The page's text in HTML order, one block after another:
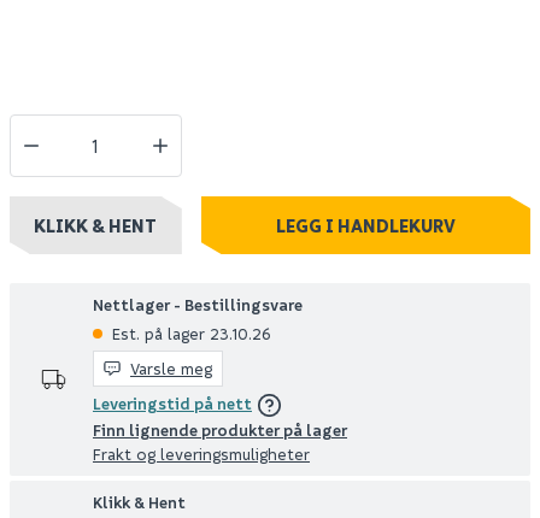
KLIKK & HENT LEGG I HANDLEKURV
Nettlager - Bestillingsvare
Est. på lager 23.10.26
Varsle meg
Leveringstid på nett
Finn lignende produkter på lager
Frakt og leveringsmuligheter
Klikk & Hent